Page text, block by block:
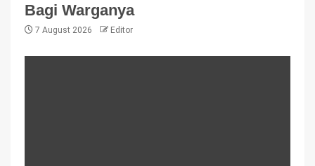
Bagi Warganya
7 August 2026 Editor